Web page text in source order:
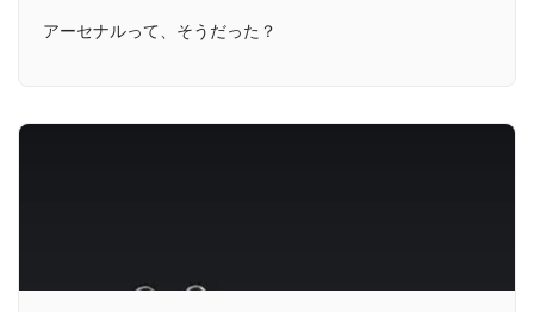
アーセナルって、そうだった？